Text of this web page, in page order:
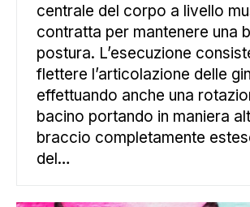
centrale del corpo a livello
contratta per mantenere una
postura. L’esecuzione
flettere l’articolazione delle
effettuando anche una
bacino portando in maniera
braccio completamente
del…